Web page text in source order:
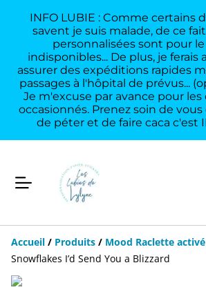
INFO LUBIE : Comme certains
savent je suis malade, de ce
personnalisées sont pour
indisponibles... De plus, je ferais
assurer des expéditions rapides
passages à l'hôpital de prévus...
Je m'excuse par avance pour
occasionnés. Prenez soin de
de péter et de faire caca c'est
Accueil / Produits / Mood Raclette activé
Snowflakes I’d Send You a Blizzard